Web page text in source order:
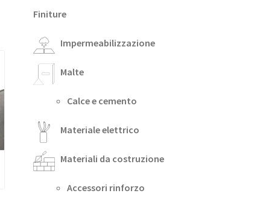
Finiture
Impermeabilizzazione
Malte
Calce e cemento
Materiale elettrico
Materiali da costruzione
Accessori rinforzo